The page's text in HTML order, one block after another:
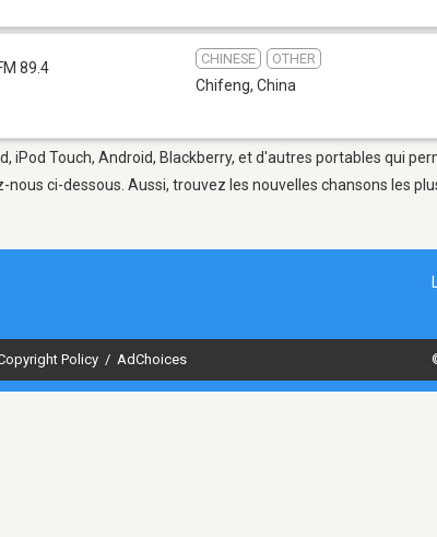
89.4
CHINESE OTHER
Chifeng, China
iPod Touch, Android, Blackberry, et d'autres portables qui
ci-dessous. Aussi, trouvez les nouvelles chansons les
Policy / AdChoices